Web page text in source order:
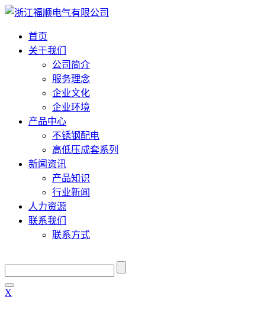
首页
关于我们
公司简介
服务理念
企业文化
企业环境
产品中心
不锈钢配电
高低压成套系列
新闻资讯
产品知识
行业新闻
人力资源
联系我们
联系方式
Χ